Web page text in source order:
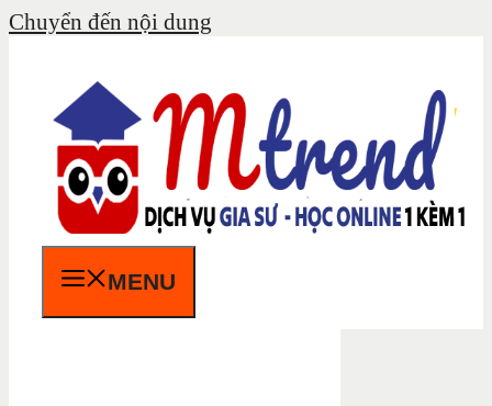
Chuyển đến nội dung
MENU